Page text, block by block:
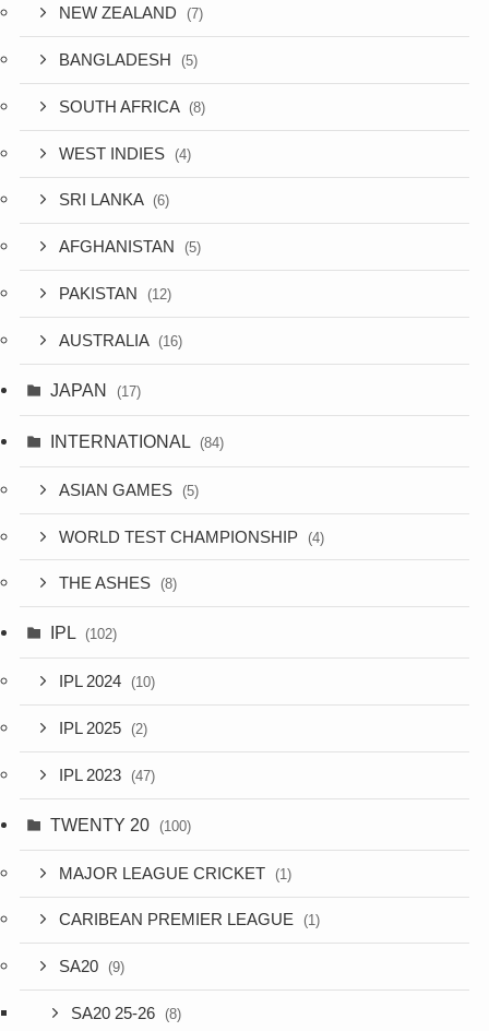
NEW ZEALAND (7)
BANGLADESH (5)
SOUTH AFRICA (8)
WEST INDIES (4)
SRI LANKA (6)
AFGHANISTAN (5)
PAKISTAN (12)
AUSTRALIA (16)
JAPAN (17)
INTERNATIONAL (84)
ASIAN GAMES (5)
WORLD TEST CHAMPIONSHIP (4)
THE ASHES (8)
IPL (102)
IPL 2024 (10)
IPL 2025 (2)
IPL 2023 (47)
TWENTY 20 (100)
MAJOR LEAGUE CRICKET (1)
CARIBEAN PREMIER LEAGUE (1)
SA20 (9)
SA20 25-26 (8)